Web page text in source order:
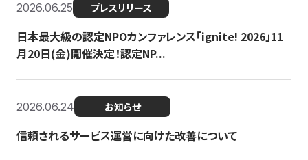
2026.06.25 プレスリリース
日本最大級の認定NPOカンファレンス「ignite! 2026」11
月20日(金)開催決定！認定NP...
2026.06.24 お知らせ
信頼されるサービス運営に向けた改善について